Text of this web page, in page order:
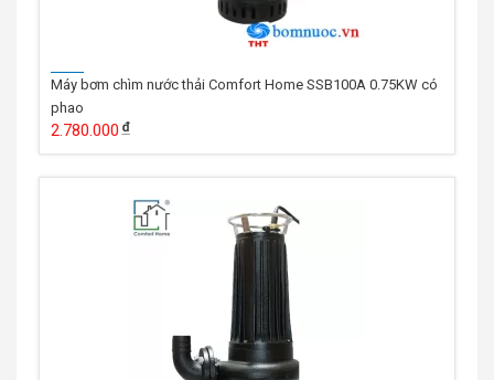
Máy bơm chìm nước thải Comfort Home SSB100A 0.75KW có
phao
2.780.000